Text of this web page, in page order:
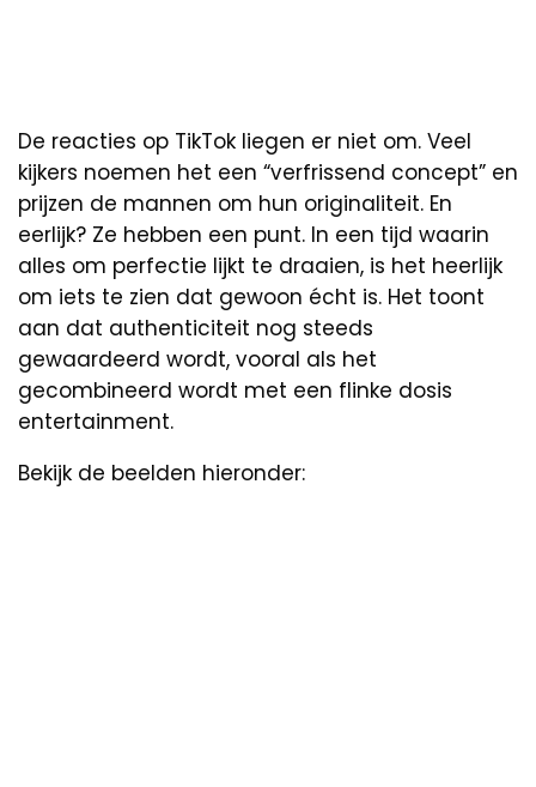
De reacties op TikTok liegen er niet om. Veel
kijkers noemen het een “verfrissend concept” en
prijzen de mannen om hun originaliteit. En
eerlijk? Ze hebben een punt. In een tijd waarin
alles om perfectie lijkt te draaien, is het heerlijk
om iets te zien dat gewoon écht is. Het toont
aan dat authenticiteit nog steeds
gewaardeerd wordt, vooral als het
gecombineerd wordt met een flinke dosis
entertainment.
Bekijk de beelden hieronder: